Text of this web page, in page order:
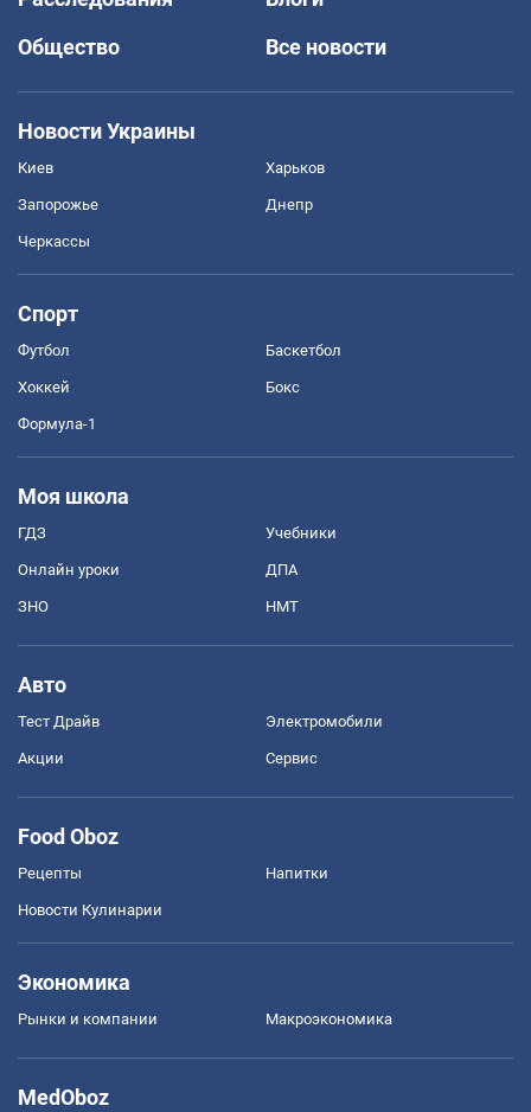
Общество
Все новости
Новости Украины
Киев Харьков
Запорожье Днепр
Черкассы
Спорт
Футбол Баскетбол
Хоккей Бокс
Формула-1
Моя школа
ГДЗ Учебники
Онлайн уроки ДПА
ЗНО НМТ
Авто
Тест Драйв Электромобили
Акции Сервис
Food Oboz
Рецепты Напитки
Новости Кулинарии
Экономика
Рынки и компании Mакроэкономика
MedOboz